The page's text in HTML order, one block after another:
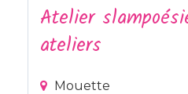
Atelier
ateliers
Mouette